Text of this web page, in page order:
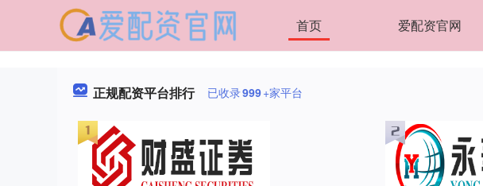
首页 爱配资官网
正规配资平台排行 已收录999+家平台